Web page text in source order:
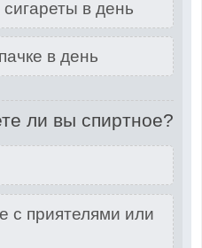
в день
в день
ли вы спиртное?
с приятелями или